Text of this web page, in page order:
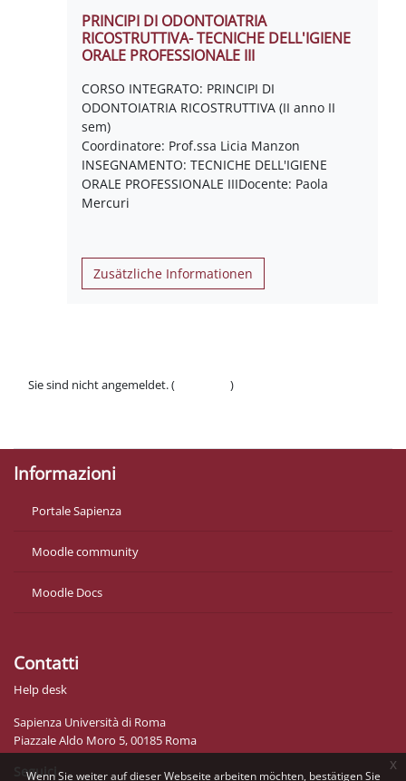
Wenn Sie weiter auf dieser Webseite arbeiten möchten, bestätigen Sie
x
PRINCIPI DI ODONTOIATRIA
RICOSTRUTTIVA- TECNICHE DELL'IGIENE
ORALE PROFESSIONALE III
CORSO INTEGRATO: PRINCIPI DI
ODONTOIATRIA RICOSTRUTTIVA (II anno II
sem)
Coordinatore: Prof.ssa Licia Manzon
INSEGNAMENTO: TECNICHE DELL'IGIENE
ORALE PROFESSIONALE IIIDocente: Paola
Mercuri
Zusätzliche Informationen
Sie sind nicht angemeldet. (
)
Informazioni
Portale Sapienza
Moodle community
Moodle Docs
Contatti
Help desk
Sapienza Università di Roma
Piazzale Aldo Moro 5, 00185 Roma
Seguici